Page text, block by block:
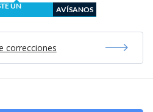
UN
AVÍSANOS
correcciones